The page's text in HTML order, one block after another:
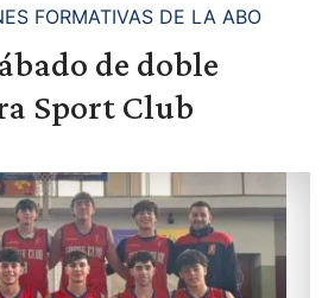
FORMATIVAS DE LA ABO
de doble
Sport Club